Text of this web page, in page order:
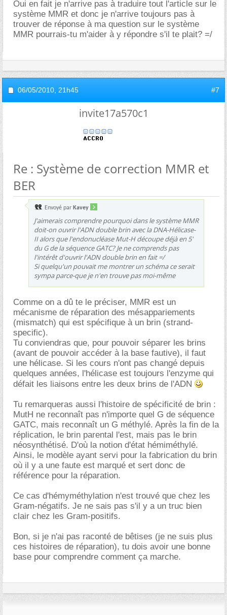
Oui en fait je n'arrive pas à traduire tout l'article sur le
système MMR et donc je n'arrive toujours pas à
trouver de réponse à ma question sur le système
MMR pourrais-tu m'aider à y répondre s'il te plait? =/
06/05/2010, 21h45 #7
invite17a570c1
Re : Système de correction MMR et
BER
Envoyé par Kavey
J'aimerais comprendre pourquoi dans le système MMR
doit-on ouvrir l'ADN double brin avec la DNA-Hélicase-
II alors que l'endonucléase Mut-H découpe déjà en 5'
du G de la séquence GATC? Je ne comprends pas
l'intérêt d'ouvrir l'ADN double brin en fait =/
Si quelqu'un pouvait me montrer un schéma ce serait
sympa parce-que je n'en trouve pas moi-même
Comme on a dû te le préciser, MMR est un
mécanisme de réparation des mésappariements
(mismatch) qui est spécifique à un brin (strand-
specific).
Tu conviendras que, pour pouvoir séparer les brins
(avant de pouvoir accéder à la base fautive), il faut
une hélicase. Si les cours n'ont pas changé depuis
quelques années, l'hélicase est toujours l'enzyme qui
défait les liaisons entre les deux brins de l'ADN
Tu remarqueras aussi l'histoire de spécificité de brin :
MutH ne reconnaît pas n'importe quel G de séquence
GATC, mais reconnaît un G méthylé. Après la fin de la
réplication, le brin parental l'est, mais pas le brin
néosynthétisé. D'où la notion d'état hémiméthylé.
Ainsi, le modèle ayant servi pour la fabrication du brin
où il y a une faute est marqué et sert donc de
référence pour la réparation.
Ce cas d'hémyméthylation n'est trouvé que chez les
Gram-négatifs. Je ne sais pas s'il y a un truc bien
clair chez les Gram-positifs.
Bon, si je n'ai pas raconté de bêtises (je ne suis plus
ces histoires de réparation), tu dois avoir une bonne
base pour comprendre comment ça marche.